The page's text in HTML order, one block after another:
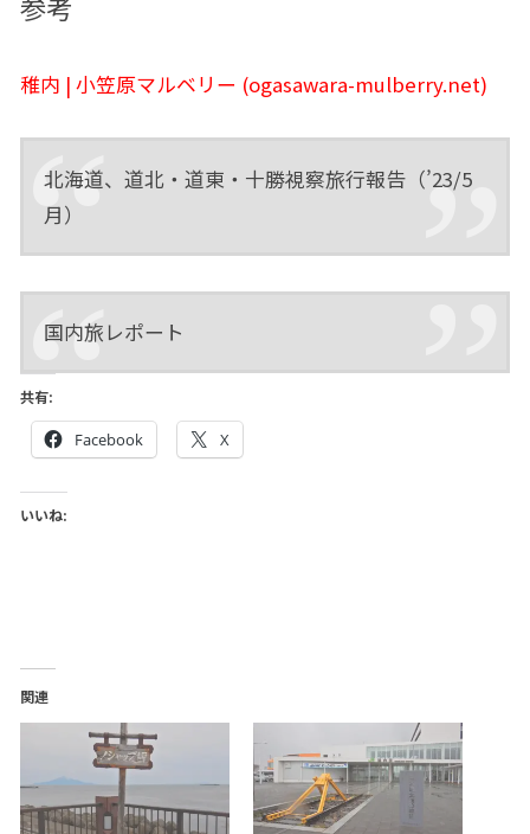
稚内 | 小笠原マルベリー (ogasawara-mulberry.net)
北海道、道北・道東・十勝視察旅行報告（’23/5
月）
国内旅レポート
共有:
Facebook X
いいね:
関連